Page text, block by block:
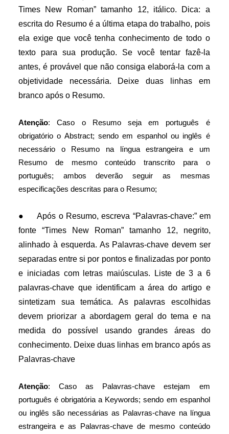
Times New Roman” tamanho 12, itálico. Dica: a
escrita do Resumo é a última etapa do trabalho, pois
ela exige que você tenha conhecimento de todo o
texto para sua produção. Se você tentar fazê-la
antes, é provável que não consiga elaborá-la com a
objetividade necessária. Deixe duas linhas em
branco após o Resumo.
Atenção: Caso o Resumo seja em português é
obrigatório o Abstract; sendo em espanhol ou inglês é
necessário o Resumo na língua estrangeira e um
Resumo de mesmo conteúdo transcrito para o
português; ambos deverão seguir as mesmas
especificações descritas para o Resumo;
●
Após o Resumo, escreva “Palavras-chave:” em
fonte “Times New Roman” tamanho 12, negrito,
alinhado à esquerda. As Palavras-chave devem ser
separadas entre si por pontos e finalizadas por ponto
e iniciadas com letras maiúsculas. Liste de 3 a 6
palavras-chave que identificam a área do artigo e
sintetizam sua temática. As palavras escolhidas
devem priorizar a abordagem geral do tema e na
medida do possível usando grandes áreas do
conhecimento. Deixe duas linhas em branco após as
Palavras-chave
Atenção: Caso as Palavras-chave estejam em
português é obrigatória a Keywords; sendo em espanhol
ou inglês são necessárias as Palavras-chave na língua
estrangeira e as Palavras-chave de mesmo conteúdo